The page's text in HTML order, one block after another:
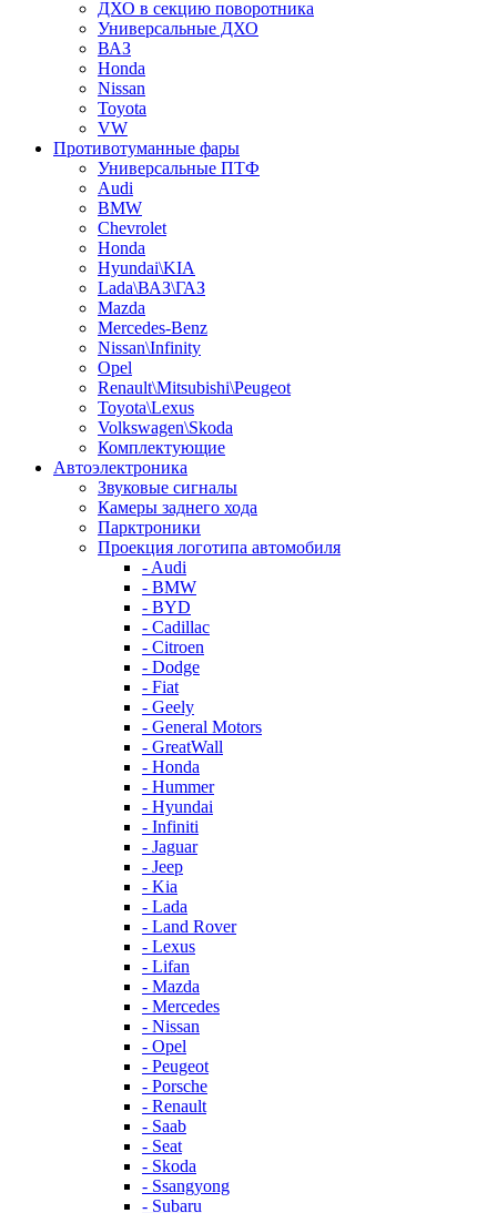
ДХО в секцию поворотника
Универсальные ДХО
ВАЗ
Honda
Nissan
Toyota
VW
Противотуманные фары
Универсальные ПТФ
Audi
BMW
Chevrolet
Honda
Hyundai\KIA
Lada\ВАЗ\ГАЗ
Mazda
Mercedes-Benz
Nissan\Infinity
Opel
Renault\Mitsubishi\Peugeot
Toyota\Lexus
Volkswagen\Skoda
Комплектующие
Автоэлектроника
Звуковые сигналы
Камеры заднего хода
Парктроники
Проекция логотипа автомобиля
- Audi
- BMW
- BYD
- Cadillac
- Citroen
- Dodge
- Fiat
- Geely
- General Motors
- GreatWall
- Honda
- Hummer
- Hyundai
- Infiniti
- Jaguar
- Jeep
- Kia
- Lada
- Land Rover
- Lexus
- Lifan
- Mazda
- Mercedes
- Nissan
- Opel
- Peugeot
- Porsche
- Renault
- Saab
- Seat
- Skoda
- Ssangyong
- Subaru